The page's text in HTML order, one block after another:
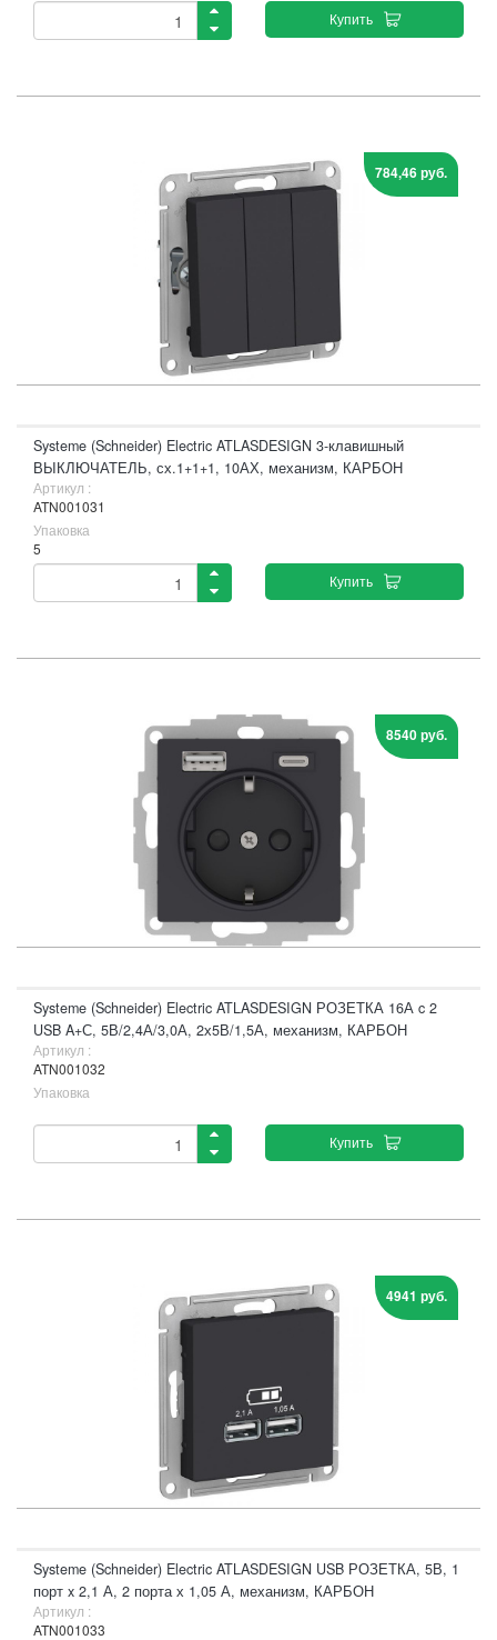
Купить
784,46 руб.
Systeme (Schneider) Electric ATLASDESIGN 3-клавишный
ВЫКЛЮЧАТЕЛЬ, сх.1+1+1, 10АХ, механизм, КАРБОН
Артикул :
ATN001031
Упаковка
5
Купить
8540 руб.
Systeme (Schneider) Electric ATLASDESIGN РОЗЕТКА 16А c 2
USB A+С, 5В/2,4А/3,0А, 2х5В/1,5А, механизм, КАРБОН
Артикул :
ATN001032
Упаковка
Купить
4941 руб.
Systeme (Schneider) Electric ATLASDESIGN USB РОЗЕТКА, 5В, 1
порт x 2,1 А, 2 порта х 1,05 А, механизм, КАРБОН
Артикул :
ATN001033